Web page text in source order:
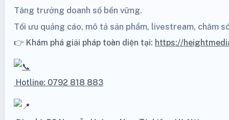
Tăng trưởng doanh số bền vững.
Tối ưu quảng cáo, mô tả sản phẩm, livestream, chăm
👉 Khám phá giải pháp toàn diện tại: https://
Hotline: 0792 818 883